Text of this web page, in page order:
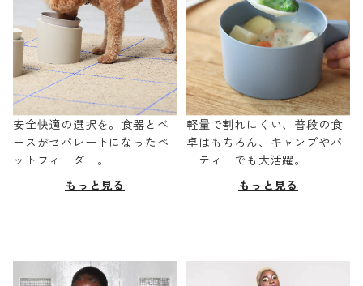
安全快適の選択を。食器とベ
ースがセパレートになったペ
ットフィーダー。
もっと見る
軽量で割れにくい、普段の食
卓はもちろん、キャンプやパ
ーティーでも大活躍。
もっと見る